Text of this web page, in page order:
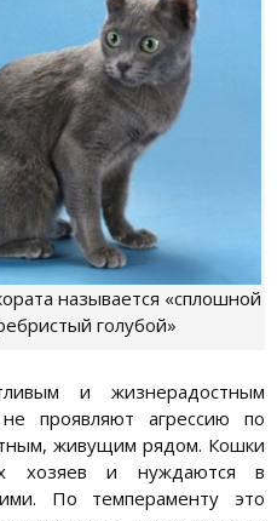
называется «сплошной
голубой»
и жизнерадостным
проявляют агрессию по
живущим рядом. Кошки
хозяев и нуждаются в
По темпераменту это